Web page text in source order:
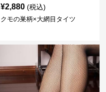
¥2,880 (税込)
クモの巣柄×大網目タイツ